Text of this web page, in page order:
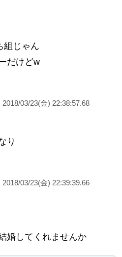
組じゃん
だけどw
2018/03/23(金) 22:38:57.68
り
2018/03/23(金) 22:39:39.66
婚してくれませんか